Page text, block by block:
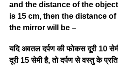
and the distance of the
is 15 cm, then the distance
the mirror will be –
यदि अवतल दर्पण की फोकस दूरी 10
दूरी 15 सेमी है, तो दर्पण से वस्तु के